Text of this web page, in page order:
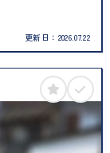
更新日： 2026.07.22